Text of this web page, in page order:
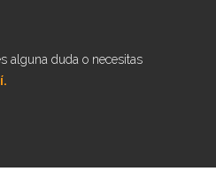
alguna duda o necesitas